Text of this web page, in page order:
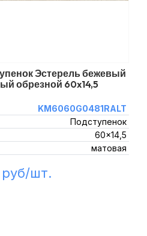
Эстерель бежевый
обрезной 60x14,5
KM6060G0481RALT
Подступенок
60x14,5
матовая
шт.